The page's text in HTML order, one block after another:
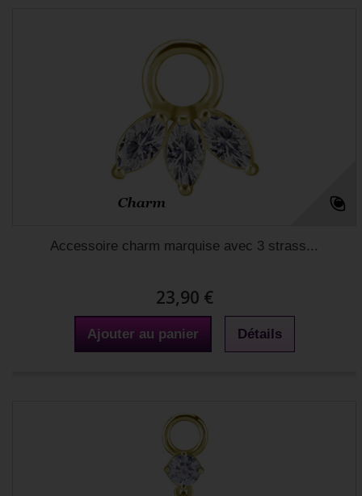
Accessoire charm marquise avec 3 strass...
23,90 €
Ajouter au panier Détails